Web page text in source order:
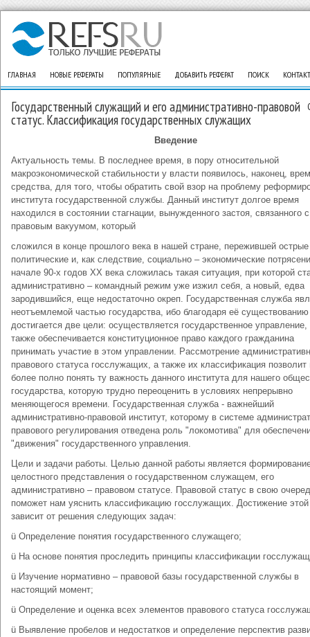
ГЛАВНАЯ НОВЫЕ РЕФЕРАТЫ ПОПУЛЯРНЫЕ ДОБАВИТЬ РЕФЕРАТ ПОИСК
Государственный служащий и его административно-правовой
статус. Классификация государственных служащих
Введение
Актуальность темы. В последнее время, в пору относительной
макроэкономической стабильности у власти появилось, наконец,
средства, для того, чтобы обратить свой взор на проблему
института государственной службы. Данный институт долгое время
находился в состоянии стагнации, вынужденного застоя, связанного
правовым вакуумом, который
сложился в конце прошлого века в нашей стране, пережившей острые
политические и, как следствие, социально – экономические
начале 90-х годов XX века сложилась такая ситуация, при которой
административно – командный режим уже изжил себя, а новый, едва
зародившийся, еще недостаточно окреп. Государственная служба
неотъемлемой частью государства, ибо благодаря её существованию
достигается две цели: осуществляется государственное управление,
также обеспечивается конституционное право каждого гражданина
принимать участие в этом управлении. Рассмотрение
правового статуса госслужащих, а также их классификация позволит
более полно понять ту важность данного института для нашего
государства, которую трудно переоценить в условиях непрерывно
меняющегося времени. Государственная служба - важнейший
административно-правовой институт, которому в системе
правового регулирования отведена роль "локомотива" для
"движения" государственного управления.
Цели и задачи работы. Целью данной работы является
целостного представления о государственном служащем, его
административно – правовом статусе. Правовой статус в свою
поможет нам уяснить классификацию госслужащих. Достижение
зависит от решения следующих задач:
ü Определение понятия государственного служащего;
ü На основе понятия проследить принципы классификации
ü Изучение нормативно – правовой базы государственной службы в
настоящий момент;
ü Определение и оценка всех элементов правового статуса
ü Выявление пробелов и недостатков и определение перспектив